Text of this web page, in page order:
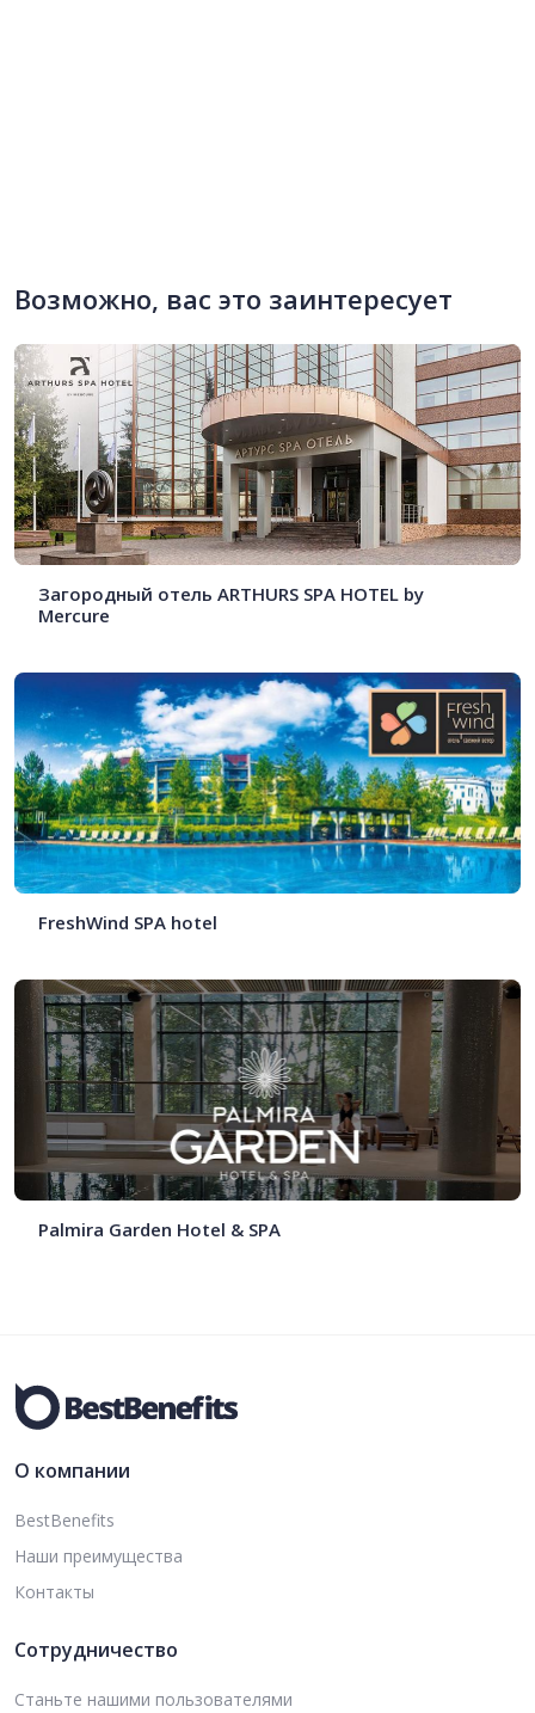
Возможно, вас это заинтересует
Загородный отель ARTHURS SPA HOTEL by
Mercure
FreshWind SPA hotel
Palmira Garden Hotel & SPA
О компании
BestBenefits
Наши преимущества
Контакты
Сотрудничество
Станьте нашими пользователями